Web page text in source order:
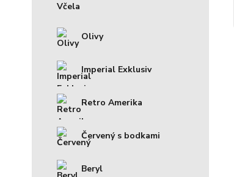
Včela
Olivy
Imperial Exklusiv
Retro Amerika
Červený s bodkami
Beryl